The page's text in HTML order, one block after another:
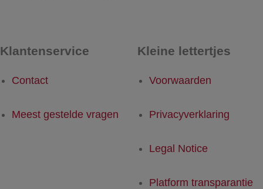
Klantenservice
Contact
Meest gestelde vragen
Kleine lettertjes
Voorwaarden
Privacyverklaring
Legal Notice
Platform transparantie